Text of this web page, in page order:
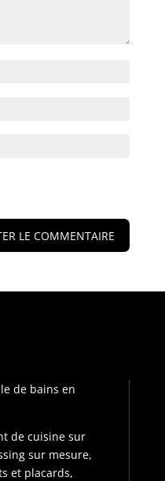
de bains en
de cuisine sur
sur mesure,
et placards,